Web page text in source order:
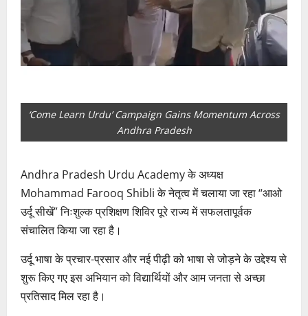
‘Come Learn Urdu’ Campaign Gains Momentum Across
Andhra Pradesh
Andhra Pradesh Urdu Academy के अध्यक्ष
Mohammad Farooq Shibli के नेतृत्व में चलाया जा रहा “आओ
उर्दू सीखें” निःशुल्क प्रशिक्षण शिविर पूरे राज्य में सफलतापूर्वक
संचालित किया जा रहा है।
उर्दू भाषा के प्रचार-प्रसार और नई पीढ़ी को भाषा से जोड़ने के उद्देश्य से
शुरू किए गए इस अभियान को विद्यार्थियों और आम जनता से अच्छा
प्रतिसाद मिल रहा है।